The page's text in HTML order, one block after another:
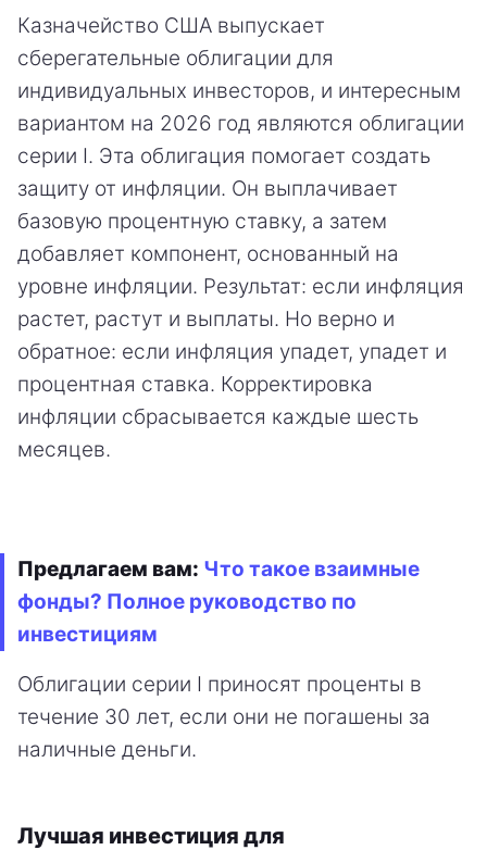
Казначейство США выпускает
сберегательные облигации для
индивидуальных инвесторов, и интересным
вариантом на 2026 год являются облигации
серии I. Эта облигация помогает создать
защиту от инфляции. Он выплачивает
базовую процентную ставку, а затем
добавляет компонент, основанный на
уровне инфляции. Результат: если инфляция
растет, растут и выплаты. Но верно и
обратное: если инфляция упадет, упадет и
процентная ставка. Корректировка
инфляции сбрасывается каждые шесть
месяцев.
Предлагаем вам: Что такое взаимные
фонды? Полное руководство по
инвестициям
Облигации серии I приносят проценты в
течение 30 лет, если они не погашены за
наличные деньги.
Лучшая инвестиция для